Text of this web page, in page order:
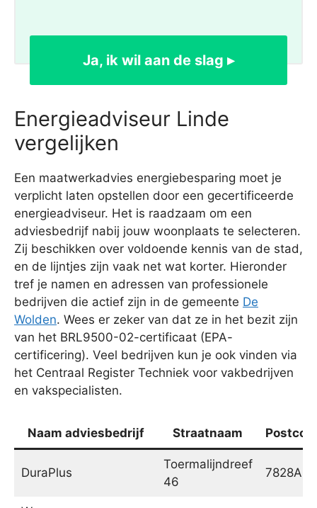
Ja, ik wil aan de slag ▸
Energieadviseur Linde
vergelijken
Een maatwerkadvies energiebesparing moet je
verplicht laten opstellen door een gecertificeerde
energieadviseur. Het is raadzaam om een
adviesbedrijf nabij jouw woonplaats te selecteren.
Zij beschikken over voldoende kennis van de stad,
en de lijntjes zijn vaak net wat korter. Hieronder
tref je namen en adressen van professionele
bedrijven die actief zijn in de gemeente De
Wolden. Wees er zeker van dat ze in het bezit zijn
van het BRL9500-02-certificaat (EPA-
certificering). Veel bedrijven kun je ook vinden via
het Centraal Register Techniek voor vakbedrijven
en vakspecialisten.
Naam adviesbedrijf Straatnaam
DuraPlus
Toermalijndreef
46
7828AS